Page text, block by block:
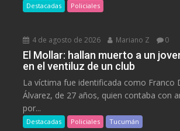
Destacadas Policiales
4 de agosto de 2026 Mariano Z 0
El Mollar: hallan muerto a un
en el ventiluz de un club
La víctima fue identificada como Franco
Álvarez, de 27 años, quien contaba con
por...
Destacadas Policiales Tucumán